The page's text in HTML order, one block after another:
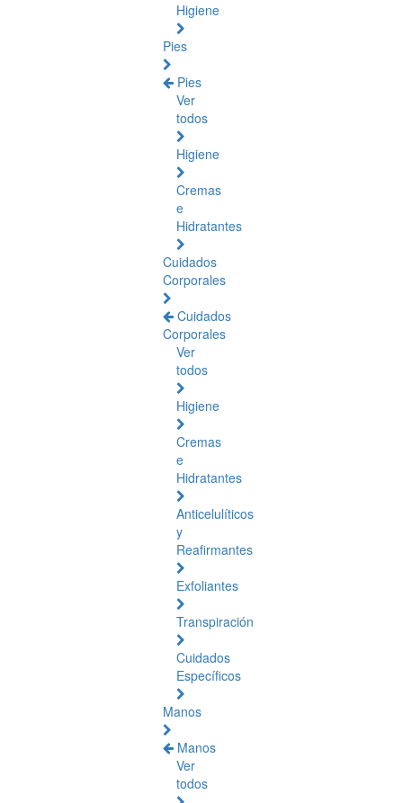
Higiene
Pies
Pies
Ver
todos
Higiene
Cremas
e
Hidratantes
Cuidados
Corporales
Cuidados
Corporales
Ver
todos
Higiene
Cremas
e
Hidratantes
Anticelulíticos
y
Reafirmantes
Exfoliantes
Transpiración
Cuidados
Específicos
Manos
Manos
Ver
todos